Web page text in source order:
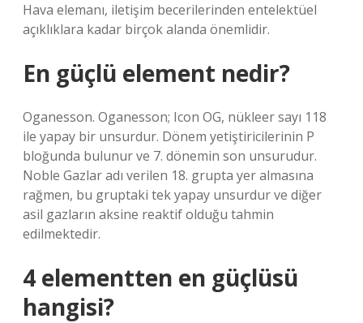
Hava elemanı, iletişim becerilerinden entelektüel
açıklıklara kadar birçok alanda önemlidir.
En güçlü element nedir?
Oganesson. Oganesson; Icon OG, nükleer sayı 118
ile yapay bir unsurdur. Dönem yetiştiricilerinin P
bloğunda bulunur ve 7. dönemin son unsurudur.
Noble Gazlar adı verilen 18. grupta yer almasına
rağmen, bu gruptaki tek yapay unsurdur ve diğer
asil gazların aksine reaktif olduğu tahmin
edilmektedir.
4 elementten en güçlüsü
hangisi?